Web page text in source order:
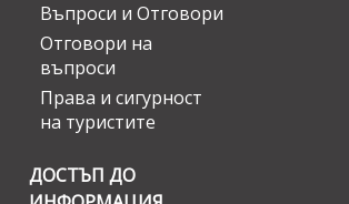
Въпроси и Отговори
Отговори на
въпроси
Права и сигурност
на туристите
ДОСТЪП ДО